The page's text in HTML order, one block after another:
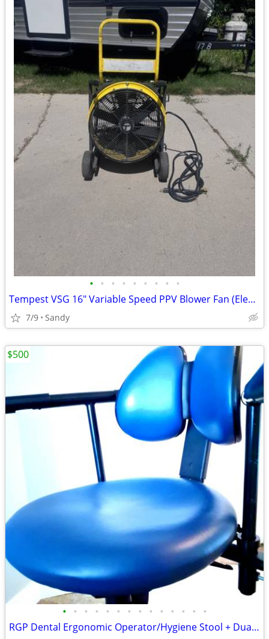
• • • • • • • • •
Tempest VSG 16" Variable Speed PPV Blower Fan (Electric, GFCI)
7/9 Sandy
• • • • • • • • • • • • • •
RGP Dental Ergonomic Operator/Hygiene Stool + Dual Arm Supports
$500